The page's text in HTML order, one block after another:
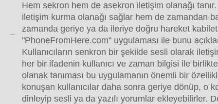
Hem sekron hem de asekron iletişim olanağı
iletişim kurma olanağı sağlar hem de zamandan
zamanda geriye ya da ileriye doğru hareket
"PhoneFromHere.com" uygulaması ile bunu
Kullanıcıların senkron bir şekilde sesli olarak
her bir ifadenin kullanıcı ve zaman bilgisi ile
olanak tanıması bu uygulamanın önemli bir
konuşan kullanıcılar daha sonra geriye dönüp, o
dinleyip sesli ya da yazılı yorumlar ekleyebilirler.